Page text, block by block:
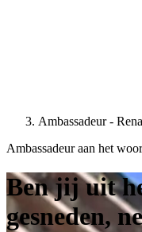
Ambassadeur -
Ambassadeur aan het
Ben jij uit
gesneden,